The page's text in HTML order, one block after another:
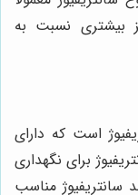
بیشتری نسبت به
است که دارای
برای نگهداری
سانتریفیوژ مناسب